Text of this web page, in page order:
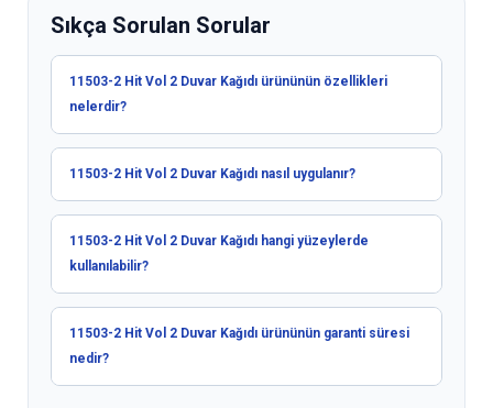
Sıkça Sorulan Sorular
11503-2 Hit Vol 2 Duvar Kağıdı ürününün özellikleri
nelerdir?
11503-2 Hit Vol 2 Duvar Kağıdı nasıl uygulanır?
11503-2 Hit Vol 2 Duvar Kağıdı hangi yüzeylerde
kullanılabilir?
11503-2 Hit Vol 2 Duvar Kağıdı ürününün garanti süresi
nedir?